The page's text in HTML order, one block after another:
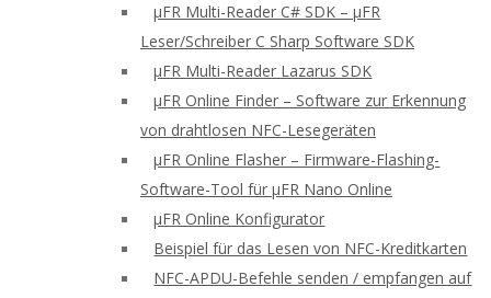
μFR Multi-Reader C# SDK – μFR
Leser/Schreiber C Sharp Software SDK
μFR Multi-Reader Lazarus SDK
μFR Online Finder – Software zur Erkennung
von drahtlosen NFC-Lesegeräten
μFR Online Flasher – Firmware-Flashing-
Software-Tool für μFR Nano Online
μFR Online Konfigurator
Beispiel für das Lesen von NFC-Kreditkarten
NFC-APDU-Befehle senden / empfangen auf